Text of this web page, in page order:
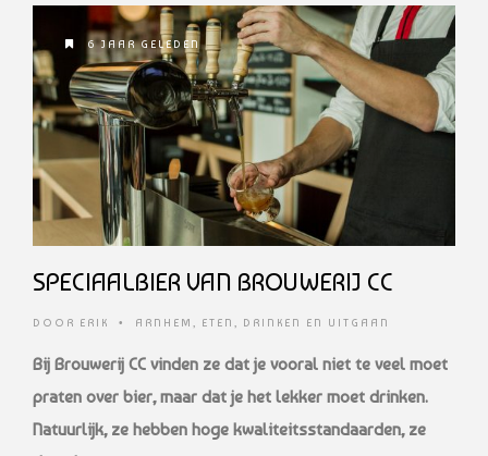
6 JAAR GELEDEN
SPECIAALBIER VAN BROUWERIJ CC
DOOR ERIK • ARNHEM , ETEN, DRINKEN EN UITGAAN
Bij Brouwerij CC vinden ze dat je vooral niet te veel moet
praten over bier, maar dat je het lekker moet drinken.
Natuurlijk, ze hebben hoge kwaliteitsstandaarden, ze